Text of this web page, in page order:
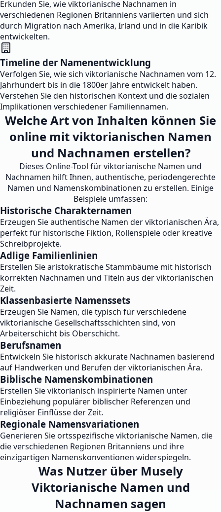
Erkunden Sie, wie viktorianische Nachnamen in
verschiedenen Regionen Britanniens variierten und sich
durch Migration nach Amerika, Irland und in die Karibik
entwickelten.
Timeline der Namenentwicklung
Verfolgen Sie, wie sich viktorianische Nachnamen vom 12.
Jahrhundert bis in die 1800er Jahre entwickelt haben.
Verstehen Sie den historischen Kontext und die sozialen
Implikationen verschiedener Familiennamen.
Welche Art von Inhalten können Sie
online mit viktorianischen Namen
und Nachnamen erstellen?
Dieses Online-Tool für viktorianische Namen und
Nachnamen hilft Ihnen, authentische, periodengerechte
Namen und Namenskombinationen zu erstellen. Einige
Beispiele umfassen:
Historische Charakternamen
Erzeugen Sie authentische Namen der viktorianischen Ära,
perfekt für historische Fiktion, Rollenspiele oder kreative
Schreibprojekte.
Adlige Familienlinien
Erstellen Sie aristokratische Stammbäume mit historisch
korrekten Nachnamen und Titeln aus der viktorianischen
Zeit.
Klassenbasierte Namenssets
Erzeugen Sie Namen, die typisch für verschiedene
viktorianische Gesellschaftsschichten sind, von
Arbeiterschicht bis Oberschicht.
Berufsnamen
Entwickeln Sie historisch akkurate Nachnamen basierend
auf Handwerken und Berufen der viktorianischen Ära.
Biblische Namenskombinationen
Erstellen Sie viktorianisch inspirierte Namen unter
Einbeziehung populärer biblischer Referenzen und
religiöser Einflüsse der Zeit.
Regionale Namensvariationen
Generieren Sie ortsspezifische viktorianische Namen, die
die verschiedenen Regionen Britanniens und ihre
einzigartigen Namenskonventionen widerspiegeln.
Was Nutzer über Musely
Viktorianische Namen und
Nachnamen sagen